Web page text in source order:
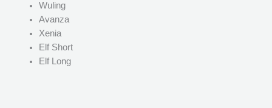
Wuling
Avanza
Xenia
Elf Short
Elf Long